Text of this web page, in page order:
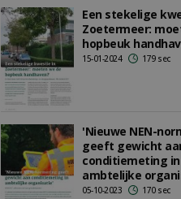
Een stekelige
Zoetermeer:
hopbeuk
15-01-2024 179 sec
'Nieuwe NEN-
geeft gewicht
conditiemeting in
ambtelijke
05-10-2023 170 sec